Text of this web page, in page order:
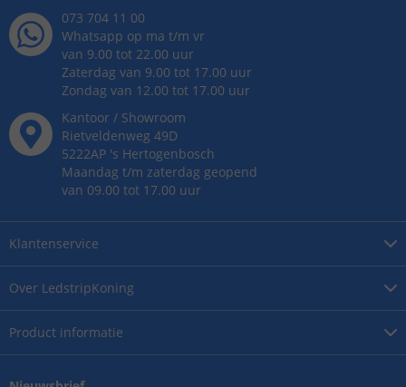
Over LedstripKoning
Product informatie
Klantenservice
073 704 11 00
Whatsapp op ma t/m vr
van 9.00 tot 22.00 uur
Zaterdag van 9.00 tot 17.00 uur
Zondag van 12.00 tot 17.00 uur
Kantoor / Showroom
Rietveldenweg 49D
5222AP 's Hertogenbosch
Maandag t/m zaterdag geopend
van 09.00 tot 17.00 uur